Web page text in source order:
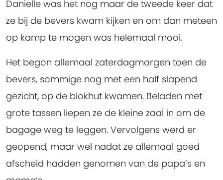
Danielle was het nog maar de tweede keer dat
ze bij de bevers kwam kijken en om dan meteen
op kamp te mogen was helemaal mooi.
Het begon allemaal zaterdagmorgen toen de
bevers, sommige nog met een half slapend
gezicht, op de blokhut kwamen. Beladen met
grote tassen liepen ze de kleine zaal in om de
bagage weg te leggen. Vervolgens werd er
geopend, maar wel nadat ze allemaal goed
afscheid hadden genomen van de papa’s en